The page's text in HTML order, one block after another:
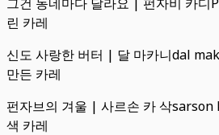
린 카레
신도 사랑한 버터 | 달 마카니dal
만든 카레
펀자브의 겨울 | 사르손 카 삭sarson
색 카레